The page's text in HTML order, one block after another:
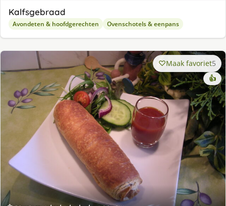
Kalfsgebraad
Avondeten & hoofdgerechten Ovenschotels & eenpans
Maak favoriet5
👍